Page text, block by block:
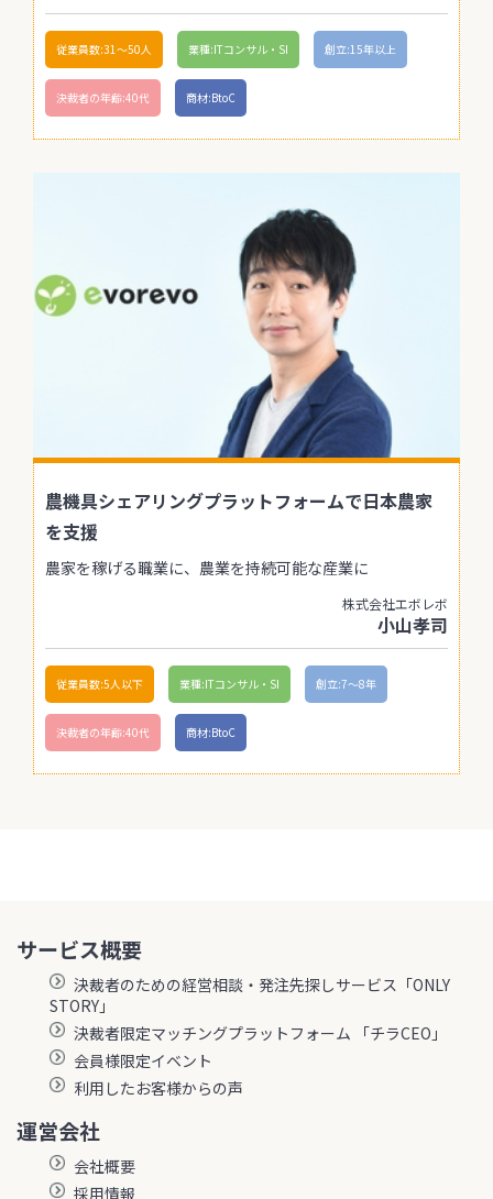
従業員数:31〜50人 業種:ITコンサル・SI 創立:15年以上
決裁者の年齢:40代 商材:BtoC
農機具シェアリングプラットフォームで日本農家
を支援
農家を稼げる職業に、農業を持続可能な産業に
株式会社エボレボ
小山孝司
従業員数:5人以下 業種:ITコンサル・SI 創立:7〜8年
決裁者の年齢:40代 商材:BtoC
サービス概要
決裁者のための経営相談・発注先探しサービス「ONLY
STORY」
決裁者限定マッチングプラットフォーム 「チラCEO」
会員様限定イベント
利用したお客様からの声
運営会社
会社概要
採用情報